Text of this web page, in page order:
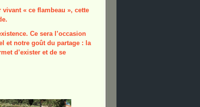
« ce flambeau », cette
Ce sera l’occasion
et notre goût du partage : la
d’exister et de se